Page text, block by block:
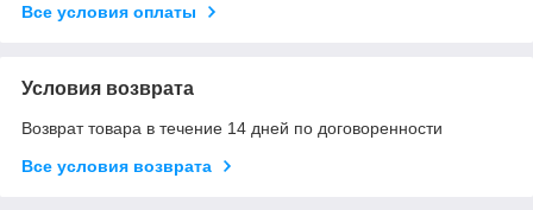
Все условия оплаты
Условия возврата
Возврат товара в течение 14 дней по договоренности
Все условия возврата